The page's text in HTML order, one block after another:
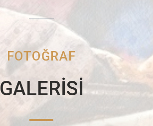
FOTOĞRAF
GALERİSİ